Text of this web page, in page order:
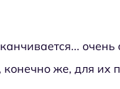
же, для их